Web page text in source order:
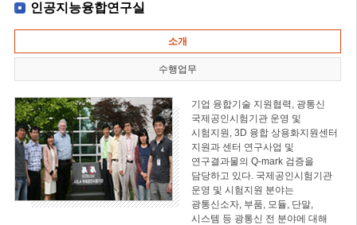
인공지능융합연구실
소개
수행업무
기업 융합기술 지원협력, 광통신
국제공인시험기관 운영 및
시험지원, 3D 융합 상용화지원센터
지원과 센터 연구사업 및
연구결과물의 Q-mark 검증을
담당하고 있다. 국제공인시험기관
운영 및 시험지원 분야는
광통신소자, 부품, 모듈, 단말,
시스템 등 광통신 전 분야에 대해